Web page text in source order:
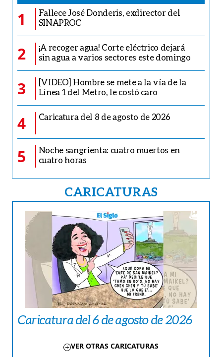
1
Fallece José Donderis, exdirector del
SINAPROC
2
¡A recoger agua! Corte eléctrico dejará
sin agua a varios sectores este domingo
3
[VIDEO] Hombre se mete a la vía de la
Línea 1 del Metro, le costó caro
4 Caricatura del 8 de agosto de 2026
5
Noche sangrienta: cuatro muertos en
cuatro horas
CARICATURAS
Caricatura del 6 de agosto de 2026
VER OTRAS CARICATURAS